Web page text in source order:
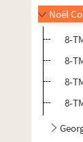
Noël
8-
8-
8-
8-